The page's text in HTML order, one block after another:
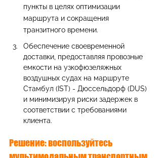
пункты в целях оптимизации
маршрута и сокращения
транзитного времени.
Обеспечение своевременной
доставки, предоставляя провозные
емкости на узкофюзеляжных
воздушных судах на маршруте
Стамбул (IST) - Дюссельдорф (DUS)
и минимизируя риски задержек в
соответствии с требованиями
клиента.
Решение: воспользуйтесь